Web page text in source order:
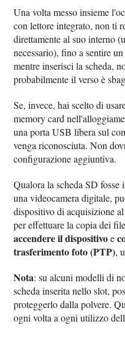
Una volta messo insieme
con lettore integrato, non ti
direttamente al suo interno
necessario), fino a sentire
mentre inserisci la scheda,
probabilmente il verso è
Se, invece, hai scelto di
memory card
una porta USB libera sul
venga riconosciuta. Non
configurazione aggiuntiva.
Qualora la scheda SD fosse
una videocamera digitale,
dispositivo di acquisizione
per effettuare la copia dei
accendere il dispositivoe
trasferimento foto (PTP),
Nota: su alcuni modelli di
scheda inserita nello slot,
proteggerlo dalla polvere.
ogni volta a ogni utilizzo